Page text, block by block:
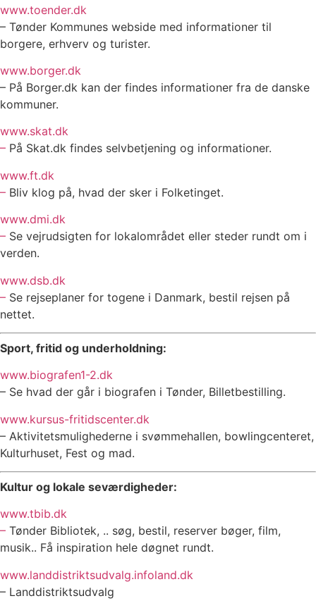
www.toender.dk
– Tønder Kommunes webside med informationer til
borgere, erhverv og turister.
www.borger.dk
– På Borger.dk kan der findes informationer fra de danske
kommuner.
www.skat.dk
– På Skat.dk findes selvbetjening og informationer.
www.ft.dk
– Bliv klog på, hvad der sker i Folketinget.
www.dmi.dk
– Se vejrudsigten for lokalområdet eller steder rundt om i
verden.
www.dsb.dk
– Se rejseplaner for togene i Danmark, bestil rejsen på
nettet.
Sport, fritid og underholdning:
www.biografen1-2.dk
– Se hvad der går i biografen i Tønder, Billetbestilling.
www.kursus-fritidscenter.dk
– Aktivitetsmulighederne i svømmehallen, bowlingcenteret,
Kulturhuset, Fest og mad.
Kultur og lokale seværdigheder:
www.tbib.dk
– Tønder Bibliotek, .. søg, bestil, reserver bøger, film,
musik.. Få inspiration hele døgnet rundt.
www.landdistriktsudvalg.infoland.dk
– Landdistriktsudvalg